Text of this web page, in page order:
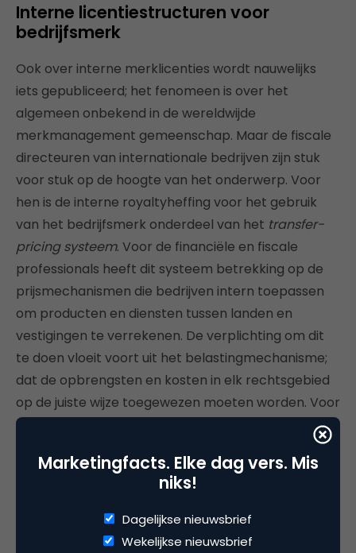
Interne licentiestructuren voor
bedrijfsmerk
Ook over interne merklicenties wordt nauwelijks
iets gepubliceerd; het fenomeen is over het
algemeen onbekend in de wereldwijde
merkmanagement gemeenschap. Maar de fiscale
directeuren van internationale bedrijven zijn stuk
voor stuk op de hoogte van het onderwerp. Voor
hen is de interne royaltyheffing voor het gebruik
van het bedrijfsmerk onderdeel van het transfer-
pricing systeem. Voor de financiële en fiscale
professionals heeft dit systeem betrekking op de
prijsmechanismen die bedrijven intern toepassen
om producten en diensten tussen landen en
vestigingen te verrekenen. De verplichting om dit
te doen vloeit voort uit het belastingmechanisme;
dat de opbrengsten en kosten in elk rechtsgebied
op de juiste wijze toegewezen moeten worden. Voor
merken betekent dit dat een interne verrekening
verplicht is, en niet vrijwillig.
Brand licensing kan gebruikt
Marketingfacts. Elke dag vers. Mis
niks!
Dagelijkse nieuwsbrief
Wekelijkse nieuwsbrief